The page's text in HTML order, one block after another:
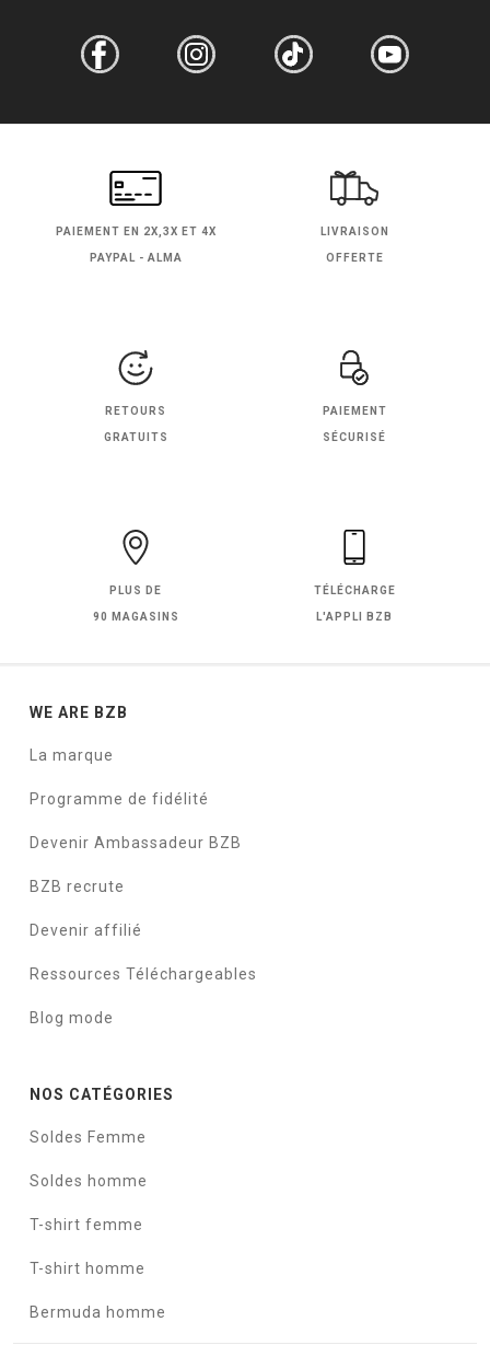
PAIEMENT EN 2X,3X ET 4X
PAYPAL - ALMA
LIVRAISON
OFFERTE
RETOURS
GRATUITS
PAIEMENT
SÉCURISÉ
PLUS DE
90 MAGASINS
TÉLÉCHARGE
L'APPLI BZB
WE ARE BZB
La marque
Programme de fidélité
Devenir Ambassadeur BZB
BZB recrute
Devenir affilié
Ressources Téléchargeables
Blog mode
NOS CATÉGORIES
Soldes Femme
Soldes homme
T-shirt femme
T-shirt homme
Bermuda homme